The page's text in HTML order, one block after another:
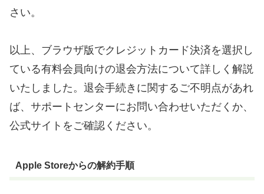
さい。
以上、ブラウザ版でクレジットカード決済を選択し
ている有料会員向けの退会方法について詳しく解説
いたしました。退会手続きに関するご不明点があれ
ば、サポートセンターにお問い合わせいただくか、
公式サイトをご確認ください。
Apple Storeからの解約手順